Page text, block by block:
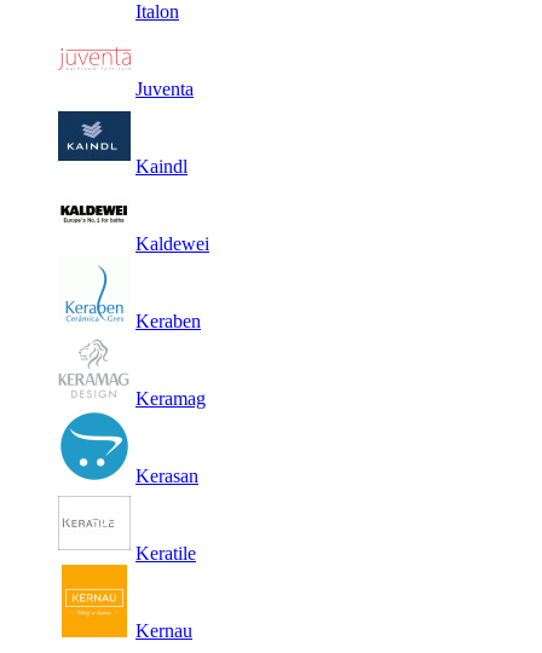
Italon
Juventa
Kaindl
Kaldewei
Keraben
Keramag
Kerasan
Keratile
Kernau